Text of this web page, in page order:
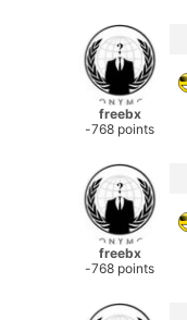
freebx
-768 points
freebx
-768 points